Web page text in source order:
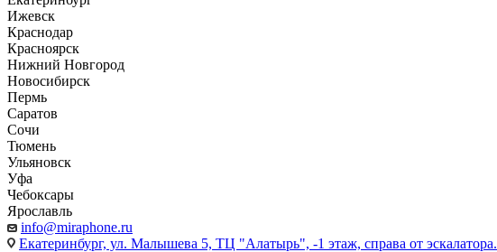
Ижевск
Краснодар
Красноярск
Нижний Новгород
Новосибирск
Пермь
Саратов
Сочи
Тюмень
Ульяновск
Уфа
Чебоксары
Ярославль
info@miraphone.ru
Екатеринбург, ул. Малышева 5, ТЦ "Алатырь", -1 этаж, справа от эскалатора.